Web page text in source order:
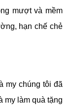
mượt và mềm
hạn chế chẻ
my chúng tôi đã
my làm quà tặng